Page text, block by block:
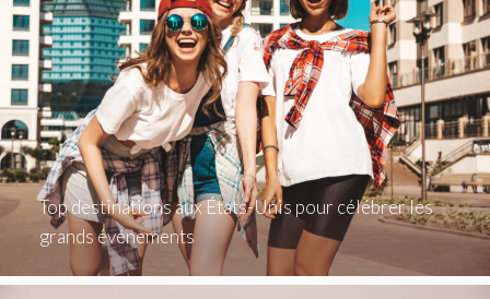
Top destinations aux États-Unis pour célébrer les
grands événements